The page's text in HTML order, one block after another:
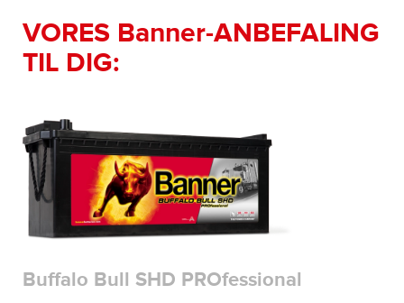
VORES Banner-ANBEFALING
TIL DIG:
Buffalo Bull SHD PROfessional